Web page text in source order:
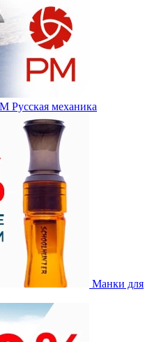
Русская механика
Манки для